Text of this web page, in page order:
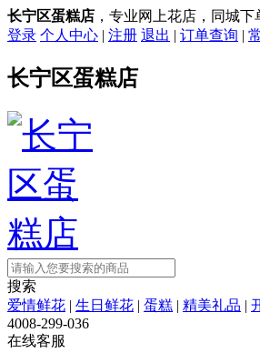
长宁区蛋糕店 ，专业网上花店，同城下
登录 个人中心 | 注册 退出 | 订单查询 |
长宁区蛋糕店
搜索
爱情鲜花 | 生日鲜花 | 蛋糕 | 精美礼品 |
4008-299-036
在线客服